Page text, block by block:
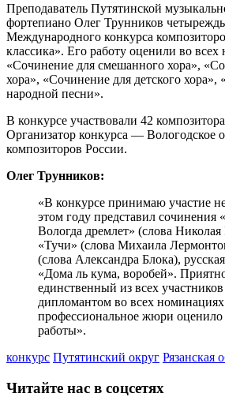
Преподаватель Путятинской
фортепиано Олег Трунников
Международного конкурса
классика». Его работу оценили во
«Сочинение для смешанного хора»,
хора», «Сочинение для детского хора»,
народной песни».
В конкурсе участвовали 42
Организатор конкурса — Вологодское
композиторов России.
Олег Трунников:
«В конкурсе принимаю участие
этом году представил сочинения
Вологда дремлет» (слова Николая
«Тучи» (слова Михаила
(слова Александра Блока),
«Дома ль кума, воробей».
единственный из всех участников
дипломантом во всех
профессиональное жюри оценило
работы».
конкурс Путятинский округ Рязанская
Читайте нас в соцсетях